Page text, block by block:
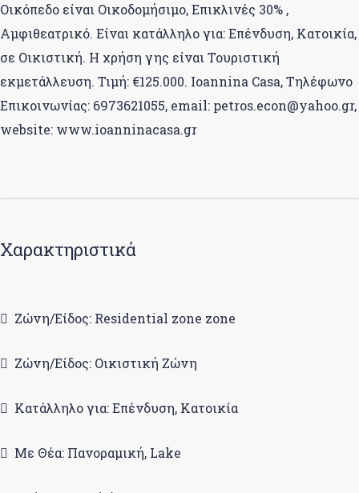
Οικόπεδο είναι Οικοδομήσιμο, Επικλινές 30% ,
Αμφιθεατρικό. Είναι κατάλληλο για: Επένδυση, Κατοικία,
σε Οικιστική. Η χρήση γης είναι Τουριστική
εκμετάλλευση. Τιμή: €125.000. Ioannina Casa, Τηλέφωνο
Επικοινωνίας: 6973621055, email: petros.econ@yahoo.gr,
website: www.ioanninacasa.gr
Χαρακτηριστικά
Ζώνη/Είδος: Residential zone zone
Ζώνη/Είδος: Οικιστική Ζώνη
Κατάλληλο για: Επένδυση, Κατοικία
Με Θέα: Πανοραμική, Lake